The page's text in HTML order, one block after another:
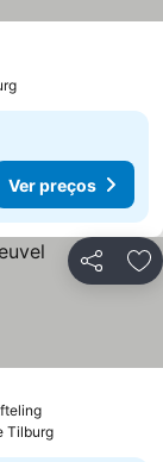
Ver preços
Partilhar
Tilburg